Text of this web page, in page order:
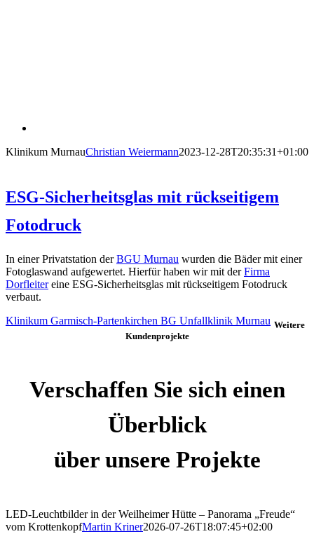
Klinikum MurnauChristian Weiermann2023-12-28T20:35:31+01:00
ESG-Sicherheitsglas mit rückseitigem
Fotodruck
In einer Privatstation derBGU Murnau wurden die Bäder mit einer
Fotoglaswand aufgewertet. Hierfür haben wir mit derFirma
Dorfleitereine ESG-Sicherheitsglas mit rückseitigem Fotodruck
verbaut.
Klinikum Garmisch-Partenkirchen BG Unfallklinik Murnau Weitere
Kundenprojekte
Verschaffen Sie sich einen
Überblick
über unsere Projekte
LED-Leuchtbilder in der Weilheimer Hütte – Panorama „Freude“
vom KrottenkopfMartin Kriner2026-07-26T18:07:45+02:00